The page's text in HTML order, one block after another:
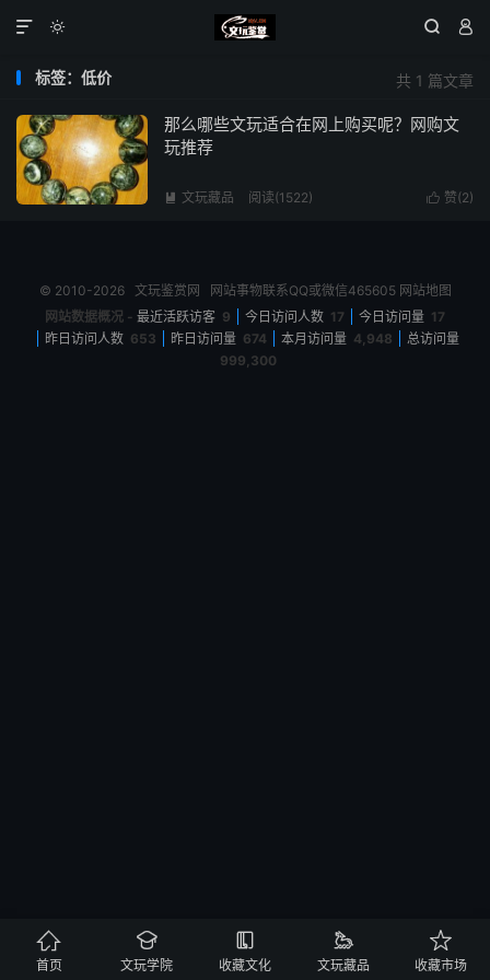
  

共 1 篇文章
标签：低价
那么哪些文玩适合在网上购买呢？网购文
玩推荐
 赞(2)
 文玩藏品 阅读(1522)
© 2010-2026 文玩鉴赏网 网站事物联系QQ或微信465605 网站地图
网站数据概况 - 最近活跃访客 9 今日访问人数 17 今日访问量 17
昨日访问人数 653 昨日访问量 674 本月访问量 4,948
总访问量
999,300

首页

文玩学院

收藏文化

文玩藏品

收藏市场